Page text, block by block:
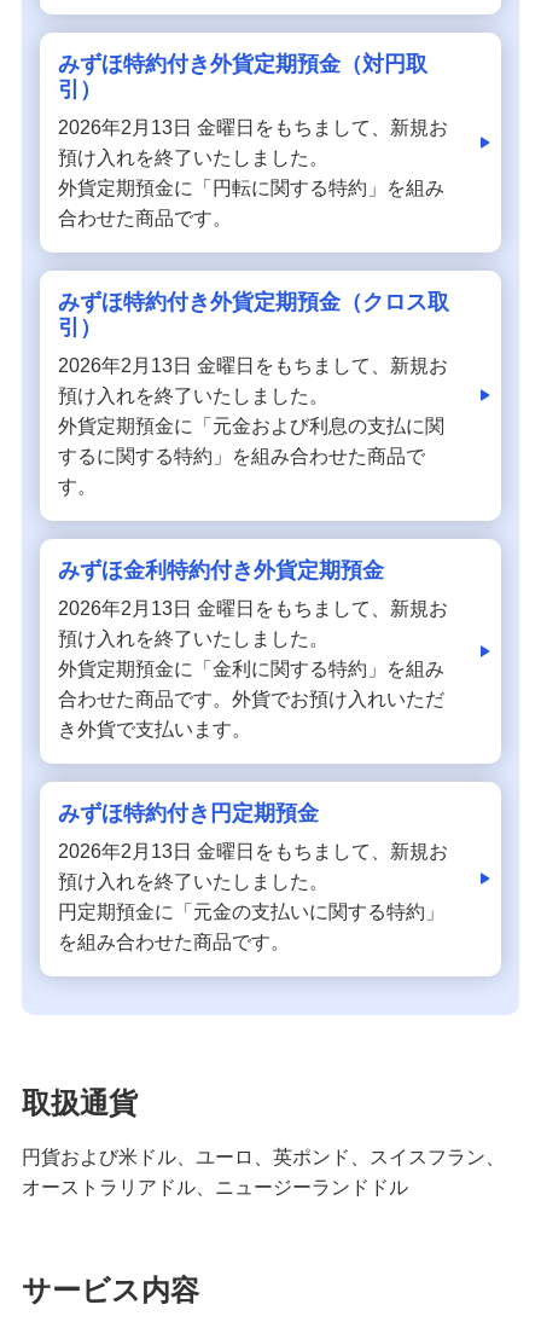
みずほ特約付き外貨定期預金（対円取
引）
2026年2月13日 金曜日をもちまして、新規お
預け入れを終了いたしました。
外貨定期預金に「円転に関する特約」を組み
合わせた商品です。
みずほ特約付き外貨定期預金（クロス取
引）
2026年2月13日 金曜日をもちまして、新規お
預け入れを終了いたしました。
外貨定期預金に「元金および利息の支払に関
するに関する特約」を組み合わせた商品で
す。
みずほ金利特約付き外貨定期預金
2026年2月13日 金曜日をもちまして、新規お
預け入れを終了いたしました。
外貨定期預金に「金利に関する特約」を組み
合わせた商品です。外貨でお預け入れいただ
き外貨で支払います。
みずほ特約付き円定期預金
2026年2月13日 金曜日をもちまして、新規お
預け入れを終了いたしました。
円定期預金に「元金の支払いに関する特約」
を組み合わせた商品です。
取扱通貨
円貨および米ドル、ユーロ、英ポンド、スイスフラン、
オーストラリアドル、ニュージーランドドル
サービス内容